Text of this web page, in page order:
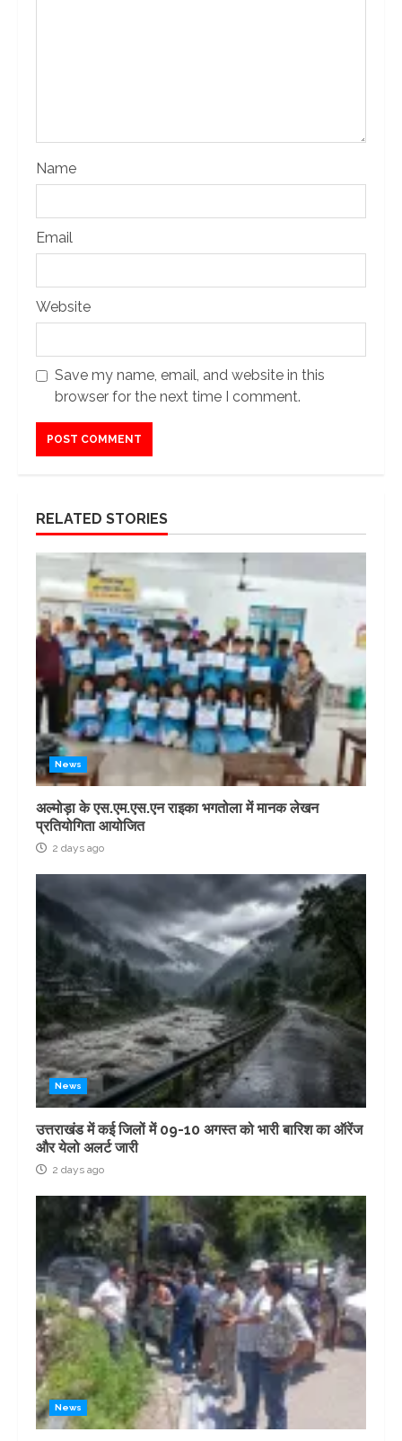
Name
Email
Website
Save my name, email, and website in this
browser for the next time I comment.
RELATED STORIES
News
अल्मोड़ा के एस.एम.एस.एन राइका भगतोला में मानक लेखन
प्रतियोगिता आयोजित
2 days ago
News
उत्तराखंड में कई जिलों में 09-10 अगस्त को भारी बारिश का ऑरेंज
और येलो अलर्ट जारी
2 days ago
News